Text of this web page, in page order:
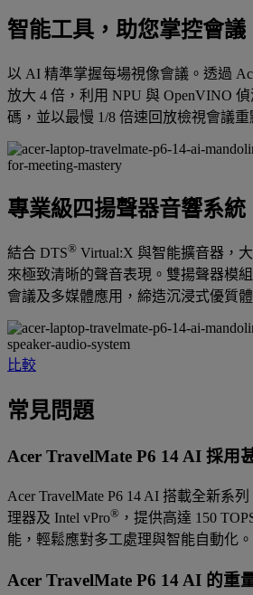
智能工具，助您掌控會議
以 AI 精準掌握每場視像會議。透過
放大 4 倍，利用 NPU 與 OpenVINO
碼，並以最慢 1/8 倍速回放檢視會議重
專業級四揚聲器音響系統
結合 DTS® Virtual:X 與智能擴音器，
來極致清晰的聲音表現。雙揚聲器模
會議及多媒體應用，締造沉浸式優質體
比較
常見問題
Acer TravelMate P6 14 AI 採用
Acer TravelMate P6 14 AI 搭載全新系列
理器及 Intel vPro® ，提供高達 150
能，輕鬆應對多工處理與智能自動化。
Acer TravelMate P6 14 AI 的重